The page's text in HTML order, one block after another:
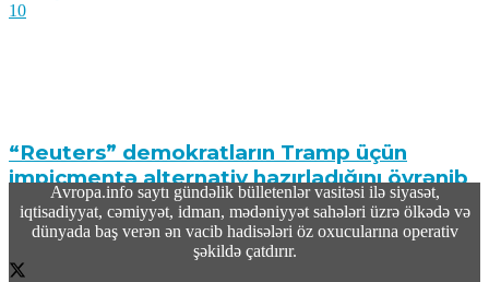
10
“Reuters” demokratların Tramp üçün
impiçmentə alternativ hazırladığını öyrənib
09 Avqust 2026 / 10:19
Avropa.info saytı gündəlik bülletenlər vasitəsi ilə siyasət,
iqtisadiyyat, cəmiyyət, idman, mədəniyyət sahələri üzrə ölkədə və
dünyada baş verən ən vacib hadisələri öz oxucularına operativ
şəkildə çatdırır.